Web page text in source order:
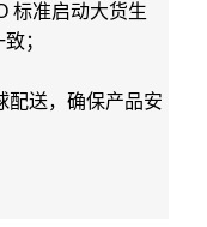
标准启动大货生
；
送，确保产品安